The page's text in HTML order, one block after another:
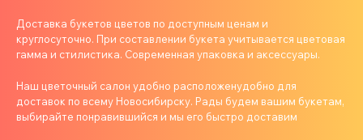
Доставка букетов цветов по доступным ценам и
круглосуточно. При составлении букета учитывается цветовая
гамма и стилистика. Современная упаковка и аксессуары.
Наш цветочный салон удобно расположенудобно для
доставок по всему Новосибирску. Рады будем вашим букетам,
выбирайте понравившийся и мы его быстро доставим